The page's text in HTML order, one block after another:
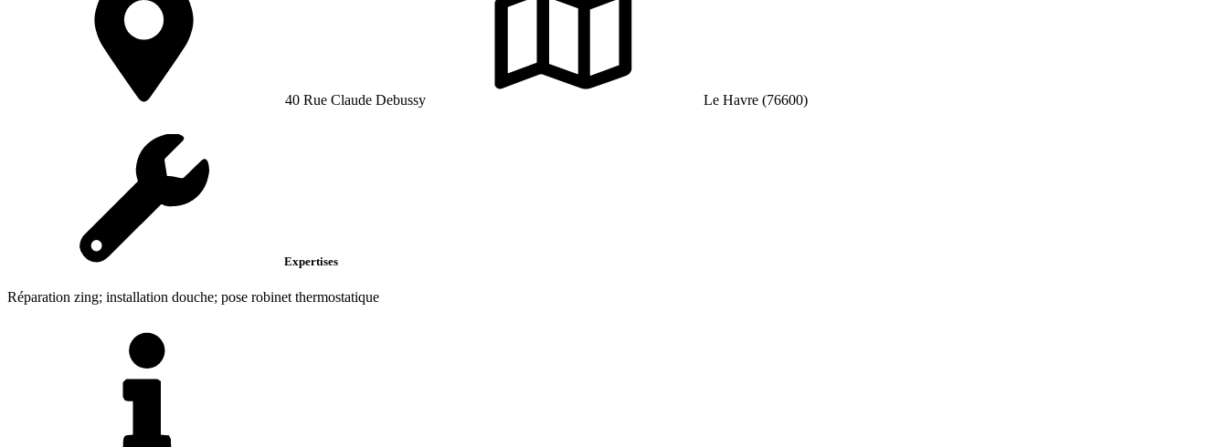
40 Rue Claude Debussy Le Havre (76600)
Expertises
Réparation zing; installation douche; pose robinet thermostatique